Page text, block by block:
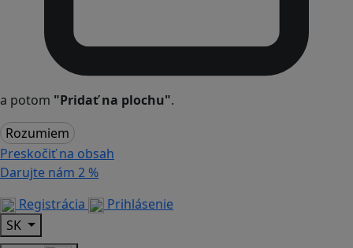
a potom "Pridať na plochu".
Rozumiem
Preskočiť na obsah
Darujte nám 2 %
Registrácia
Prihlásenie
SK